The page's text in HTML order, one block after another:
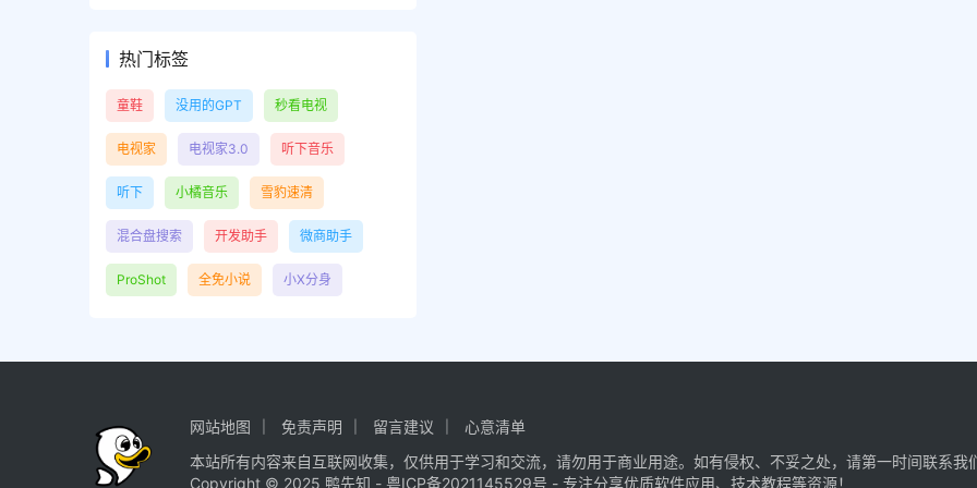
热门标签
童鞋 没用的GPT 秒看电视
电视家 电视家3.0 听下音乐
听下 小橘音乐 雪豹速清
混合盘搜索 开发助手 微商助手
ProShot 全免小说 小X分身
网站地图 免责声明 留言建议
心意清单
本站所有内容来自互联网收集，仅供用于学习和交流，请勿用于商业用途。如有侵权、不妥之处，请第一时间联系我
Copyright © 2025 鸭先知 -粤ICP备2021145529号 - 专注分享优质软件应用、技术教程等资源！